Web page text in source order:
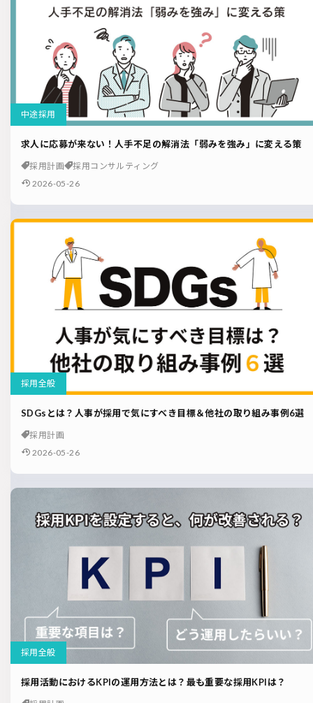
中途採用
求人に応募が来ない！人手不足の解消法「弱みを強み」に変える策
採用計画
採用コンサルティング
2026-05-26
採用全般
SDGsとは？人事が採用で気にすべき目標＆他社の取り組み事例6選
採用計画
2026-05-26
採用全般
採用活動におけるKPIの運用方法とは？最も重要な採用KPIは？